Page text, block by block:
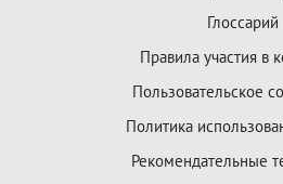
Глоссарий
Правила участия в
Пользовательское
Политика
Рекомендательные